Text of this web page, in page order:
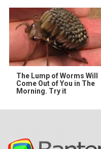
The Lump of Worms Will
Come Out of You in The
Morning. Try it